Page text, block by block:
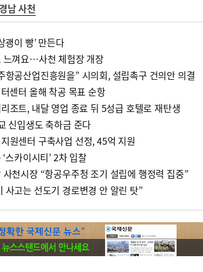
경남 사천
괭이 빵’ 만든다
느껴요…사천 체험장 개장
항공산업진흥원을” 시의회, 설립촉구 건의안 의결
센터 올해 착공 목표 순항
조트, 내달 영업 종료 뒤 5성급 호텔로 재탄생
신입생도 축하금 준다
원센터 구축사업 선정, 45억 지원
스카이시티’ 2차 입찰
사천시장 “항공우주청 조기 설립에 행정력 집중”
사고는 선도기 경로변경 안 알린 탓”